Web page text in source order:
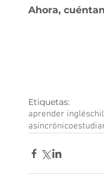
Ahora,
Etiquetas:
aprender inglés
asincrónico